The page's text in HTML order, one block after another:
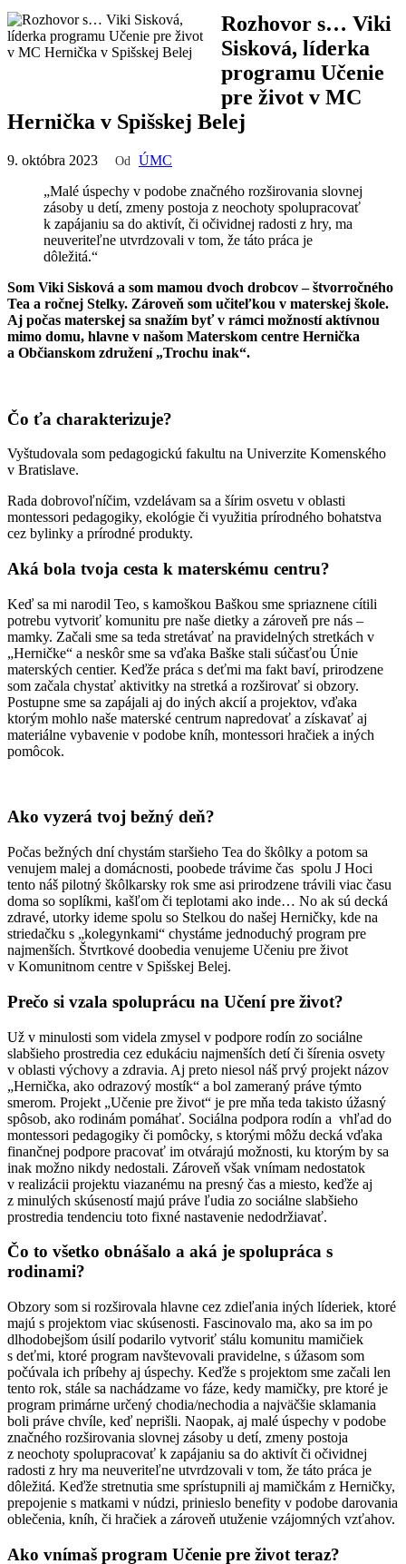
Rozhovor s… Viki
Sisková, líderka
programu Učenie
pre život v MC
Hernička v Spišskej Belej
9. októbra 2023 Od
ÚMC
„Malé úspechy v podobe značného rozširovania slovnej
zásoby u detí, zmeny postoja z neochoty spolupracovať
k zapájaniu sa do aktivít, či očividnej radosti z hry, ma
neuveriteľne utvrdzovali v tom, že táto práca je
dôležitá.“
Som Viki Sisková a som mamou dvoch drobcov – štvorročného
Tea a ročnej Stelky. Zároveň som učiteľkou v materskej škole.
Aj počas materskej sa snažím byť v rámci možností aktívnou
mimo domu, hlavne v našom Materskom centre Hernička
a Občianskom združení „Trochu inak“.
Čo ťa charakterizuje?
Vyštudovala som pedagogickú fakultu na Univerzite Komenského
v Bratislave.
Rada dobrovoľníčim, vzdelávam sa a šírim osvetu v oblasti
montessori pedagogiky, ekológie či využitia prírodného bohatstva
cez bylinky a prírodné produkty.
Aká bola tvoja cesta k materskému centru?
Keď sa mi narodil Teo, s kamoškou Baškou sme spriaznene cítili
potrebu vytvoriť komunitu pre naše dietky a zároveň pre nás –
mamky. Začali sme sa teda stretávať na pravidelných stretkách v
„Herničke“ a neskôr sme sa vďaka Baške stali súčasťou Únie
materských centier. Keďže práca s deťmi ma fakt baví, prirodzene
som začala chystať aktivitky na stretká a rozširovať si obzory.
Postupne sme sa zapájali aj do iných akcií a projektov, vďaka
ktorým mohlo naše materské centrum napredovať a získavať aj
materiálne vybavenie v podobe kníh, montessori hračiek a iných
pomôcok.
Ako vyzerá tvoj bežný deň?
Počas bežných dní chystám staršieho Tea do škôlky a potom sa
venujem malej a domácnosti, poobede trávime čas spolu J Hoci
tento náš pilotný škôlkarsky rok sme asi prirodzene trávili viac času
doma so soplíkmi, kašľom či teplotami ako inde… No ak sú decká
zdravé, utorky ideme spolu so Stelkou do našej Herničky, kde na
striedačku s „kolegynkami“ chystáme jednoduchý program pre
najmenších. Štvrtkové doobedia venujeme Učeniu pre život
v Komunitnom centre v Spišskej Belej.
Prečo si vzala spoluprácu na Učení pre život?
Už v minulosti som videla zmysel v podpore rodín zo sociálne
slabšieho prostredia cez edukáciu najmenších detí či šírenia osvety
v oblasti výchovy a zdravia. Aj preto niesol náš prvý projekt názov
„Hernička, ako odrazový mostík“ a bol zameraný práve týmto
smerom. Projekt „Učenie pre život“ je pre mňa teda takisto úžasný
spôsob, ako rodinám pomáhať. Sociálna podpora rodín a vhľad do
montessori pedagogiky či pomôcky, s ktorými môžu decká vďaka
finančnej podpore pracovať im otvárajú možnosti, ku ktorým by sa
inak možno nikdy nedostali. Zároveň však vnímam nedostatok
v realizácii projektu viazanému na presný čas a miesto, keďže aj
z minulých skúseností majú práve ľudia zo sociálne slabšieho
prostredia tendenciu toto fixné nastavenie nedodržiavať.
Čo to všetko obnášalo a aká je spolupráca s
rodinami?
Obzory som si rozširovala hlavne cez zdieľania iných líderiek, ktoré
majú s projektom viac skúsenosti. Fascinovalo ma, ako sa im po
dlhodobejšom úsilí podarilo vytvoriť stálu komunitu mamičiek
s deťmi, ktoré program navštevovali pravidelne, s úžasom som
počúvala ich príbehy aj úspechy. Keďže s projektom sme začali len
tento rok, stále sa nachádzame vo fáze, kedy mamičky, pre ktoré je
program primárne určený chodia/nechodia a najväčšie sklamania
boli práve chvíle, keď neprišli. Naopak, aj malé úspechy v podobe
značného rozširovania slovnej zásoby u detí, zmeny postoja
z neochoty spolupracovať k zapájaniu sa do aktivít či očividnej
radosti z hry ma neuveriteľne utvrdzovali v tom, že táto práca je
dôležitá. Keďže stretnutia sme sprístupnili aj mamičkám z Herničky,
prepojenie s matkami v núdzi, prinieslo benefity v podobe darovania
oblečenia, kníh, či hračiek a zároveň utuženie vzájomných vzťahov.
Ako vnímaš program Učenie pre život teraz?